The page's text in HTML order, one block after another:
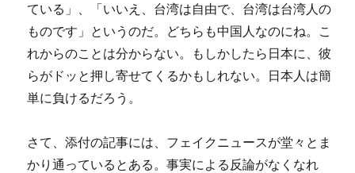
ている」、「いいえ、台湾は自由で、台湾は台湾人の
ものです」というのだ。どちらも中国人なのにね。こ
れからのことは分からない。もしかしたら日本に、彼
らがドッと押し寄せてくるかもしれない。日本人は簡
単に負けるだろう。
さて、添付の記事には、フェイクニュースが堂々とま
かり通っているとある。事実による反論がなくなれ